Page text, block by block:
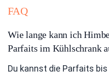
FAQ
Wie lange kann ich
Parfaits im Kühlschrank
Du kannst die Parfaits